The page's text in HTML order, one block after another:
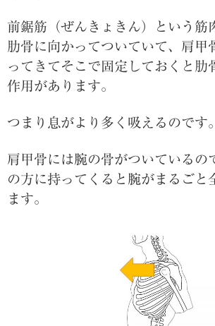
前鋸筋（ぜんきょきん）という筋
肋骨に向かってついていて、肩甲
ってきてそこで固定しておくと肋
作用があります。
つまり息がより多く吸えるのです。
肩甲骨には腕の骨がついているの
の方に持ってくると腕がまるごと
ます。